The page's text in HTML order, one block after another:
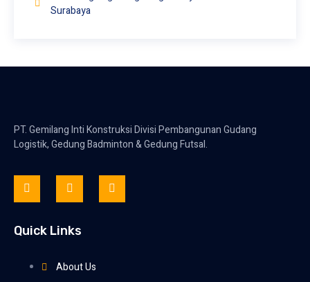
Surabaya
PT. Gemilang Inti Konstruksi Divisi Pembangunan Gudang
Logistik, Gedung Badminton & Gedung Futsal.
Quick Links
About Us